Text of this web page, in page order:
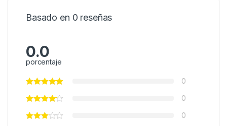
Basado en 0 reseñas
0.0
porcentaje
0
0
0